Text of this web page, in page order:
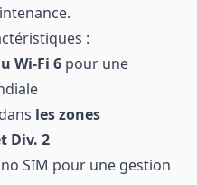
:
Wi-Fi 6 pour une
les zones
Div. 2
SIM pour une gestion